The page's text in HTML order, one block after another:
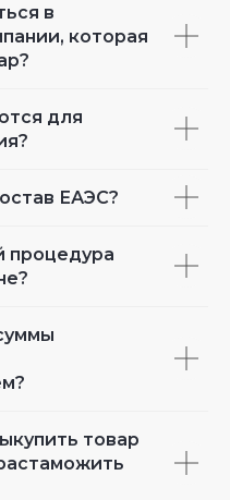
в
которая
для
ЕАЭС?
процедура
товар